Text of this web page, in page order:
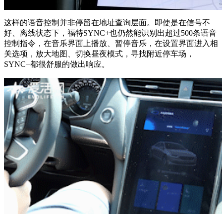
这样的语音控制并非停留在地址查询层面。即使是在信号不
好、离线状态下，福特SYNC+也仍然能识别出超过500条语音
控制指令，在音乐界面上播放、暂停音乐，在设置界面进入相
关选项，放大地图、切换昼夜模式，寻找附近停车场，
SYNC+都很舒服的做出响应。